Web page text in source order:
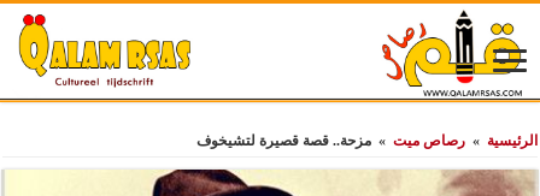
الرئيسية » رصاص ميت » مزحة.. قصة قصيرة لتشيخوف